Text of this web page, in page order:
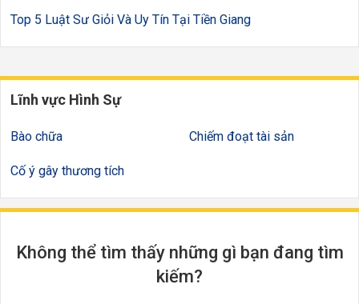
Top 5 Luật Sư Giỏi Và Uy Tín Tại Tiền Giang
Lĩnh vực Hình Sự
Bào chữa
Cố ý gây thương tích
Chiếm đoạt tài sản
Không thể tìm thấy những gì bạn đang tìm
kiếm?